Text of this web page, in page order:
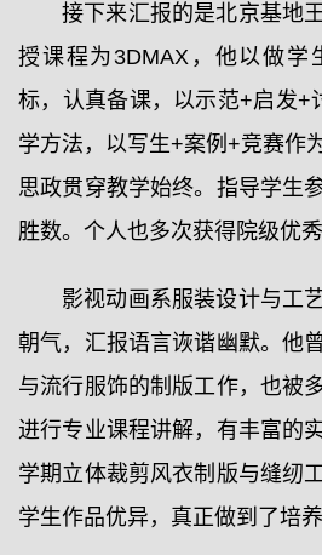
接下来汇报的是北京基地
授课程为3DMAX，他以做学
标，认真备课，以示范+启发+
学方法，以写生+案例+竞赛作
思政贯穿教学始终。指导学生
胜数。个人也多次获得院级优秀
影视动画系服装设计与工
朝气，汇报语言诙谐幽默。他
与流行服饰的制版工作，也被
进行专业课程讲解，有丰富的
学期立体裁剪风衣制版与缝纫
学生作品优异，真正做到了培养